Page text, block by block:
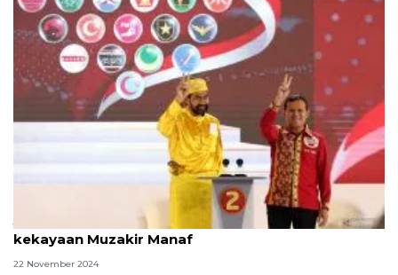
Jadi Calon Gubernur Aceh 2024, segini harta
kekayaan Muzakir Manaf
22 November 2024